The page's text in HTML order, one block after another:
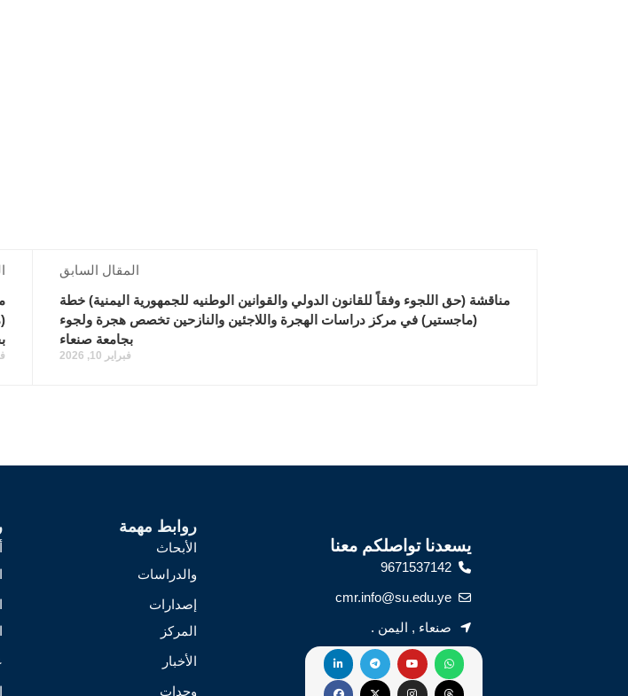
المقال السابق
مناقشة (حق اللجوء وفقاً للقانون الدولي والقوانين الوطنيه للجمهورية اليمنية) خطة
(ماجستير) في مركز دراسات الهجرة واللاجئين والنازحين تخصص هجرة ولجوء
بجامعة صنعاء
فبراير 10, 2026
يسعدنا تواصلكم معنا
9671537142
cmr.info@su.edu.ye
صنعاء , اليمن .
روابط مهمة
الأبحاث
والدراسات
إصدارات
المركز
الأخبار
وحدات